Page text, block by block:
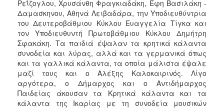
ΕΠΙΣΚΕΠΤΗΣ
ΗΡΑΚΛΕΙΟ
Ρεΐζογλου, Χρυσάνθη Φραγκιαδάκη, Έφη Βασιλάκη -
Δαμασκηνου, Αθηνά Λειβαδάρα, την Υποδιευθύντρια
του Δευτεροβάθμιου Κύκλου Ευαγγελία Τίγκα και
τον Υποδιευθυντή Πρωτοβάθμιου Κύκλου Δημήτρη
Σφακάκη. Τα παιδιά έψαλαν τα κρητικά κάλαντα
συνοδεία και λύρας, αλλά και τα γερμανικά όπως
και τα γαλλικά κάλαντα, τα οποία μάλιστα έψαλε
μαζί τους και ο Αλέξης Καλοκαιρινός. Λίγο
αργότερα, ο Δήμαρχος και ο Αντιδήμαρχος
Παιδείας άκουσαν τα Κρητικά κάλαντα και τα
κάλαντα της Ικαρίας με τη συνοδεία μουσικών